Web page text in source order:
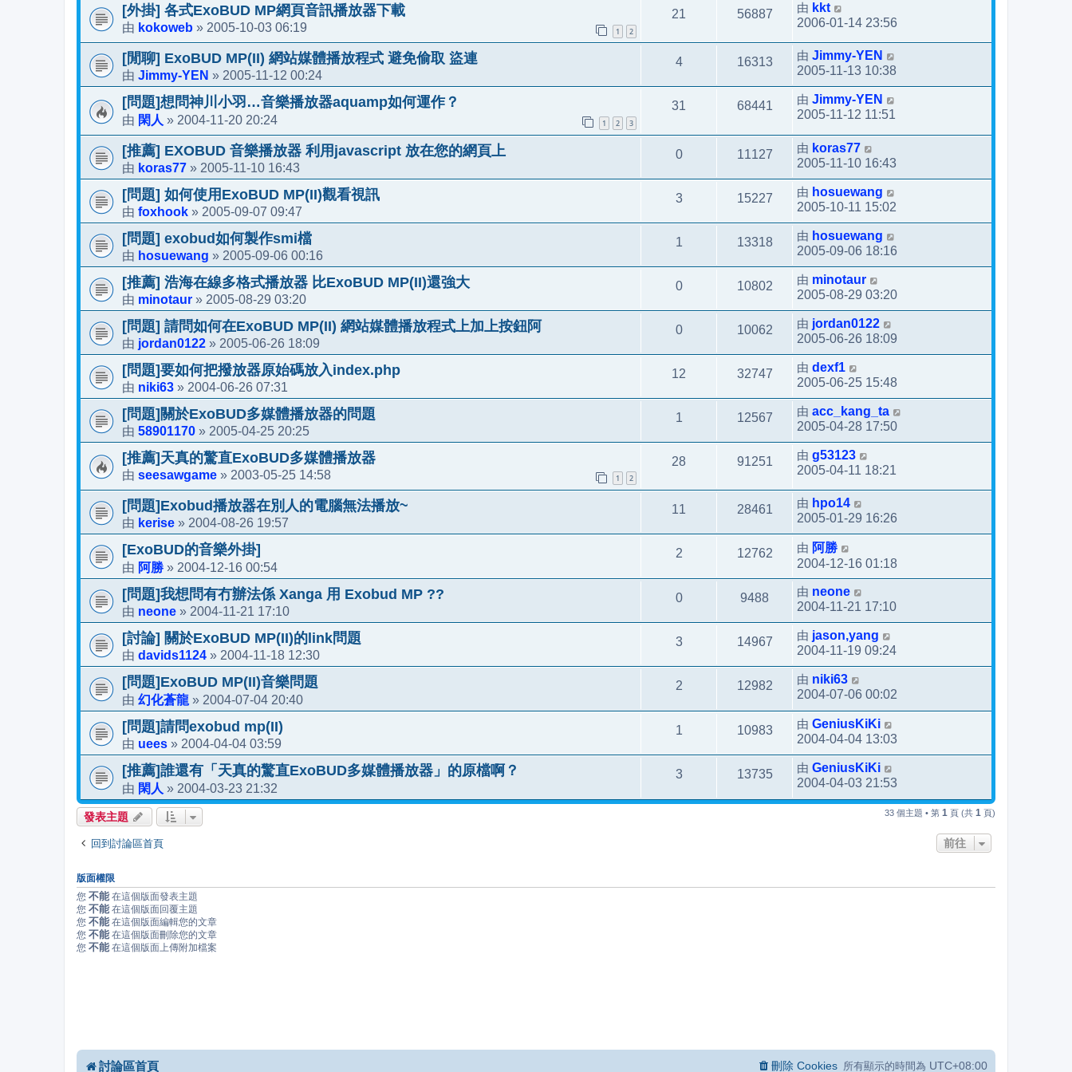
[外掛] 各式ExoBUD MP網頁音訊播放器下載
由 kokoweb » 2005-10-03 06:19 1 2
21 56887 由 kkt
2006-01-14 23:56
[閒聊] ExoBUD MP(II) 網站媒體播放程式 避免偷取 盜連
由 Jimmy-YEN » 2005-11-12 00:24
4 16313 由 Jimmy-YEN
2005-11-13 10:38
[問題]想問神川小羽…音樂播放器aquamp如何運作？
由 閑人 » 2004-11-20 20:24 1 2 3
31 68441 由 Jimmy-YEN
2005-11-12 11:51
[推薦] EXOBUD 音樂播放器 利用javascript 放在您的網頁上
由 koras77 » 2005-11-10 16:43
0 11127 由 koras77
2005-11-10 16:43
[問題] 如何使用ExoBUD MP(II)觀看視訊
由 foxhook » 2005-09-07 09:47
3 15227 由 hosuewang
2005-10-11 15:02
[問題] exobud如何製作smi檔
由 hosuewang » 2005-09-06 00:16
1 13318 由 hosuewang
2005-09-06 18:16
[推薦] 浩海在線多格式播放器 比ExoBUD MP(II)還強大
由 minotaur » 2005-08-29 03:20
0 10802 由 minotaur
2005-08-29 03:20
[問題] 請問如何在ExoBUD MP(II) 網站媒體播放程式上加上按鈕阿
由 jordan0122 » 2005-06-26 18:09
0 10062 由 jordan0122
2005-06-26 18:09
[問題]要如何把撥放器原始碼放入index.php
由 niki63 » 2004-06-26 07:31
12 32747 由 dexf1
2005-06-25 15:48
[問題]關於ExoBUD多媒體播放器的問題
由 58901170 » 2005-04-25 20:25
1 12567 由 acc_kang_ta
2005-04-28 17:50
[推薦]天真的驚直ExoBUD多媒體播放器
由 seesawgame » 2003-05-25 14:58 1 2
28 91251 由 g53123
2005-04-11 18:21
[問題]Exobud播放器在別人的電腦無法播放~
由 kerise » 2004-08-26 19:57
11 28461 由 hpo14
2005-01-29 16:26
[ExoBUD的音樂外掛]
由 阿勝 » 2004-12-16 00:54
2 12762 由 阿勝
2004-12-16 01:18
[問題]我想問有冇辦法係 Xanga 用 Exobud MP ??
由 neone » 2004-11-21 17:10
0 9488 由 neone
2004-11-21 17:10
[討論] 關於ExoBUD MP(II)的link問題
由 davids1124 » 2004-11-18 12:30
3 14967 由 jason,yang
2004-11-19 09:24
[問題]ExoBUD MP(II)音樂問題
由 幻化蒼龍 » 2004-07-04 20:40
2 12982 由 niki63
2004-07-06 00:02
[問題]請問exobud mp(II)
由 uees » 2004-04-04 03:59
1 10983 由 GeniusKiKi
2004-04-04 13:03
[推薦]誰還有「天真的驚直ExoBUD多媒體播放器」的原檔啊？
由 閑人 » 2004-03-23 21:32
3 13735 由 GeniusKiKi
2004-04-03 21:53
發表主題 33 個主題 • 第 1 頁 (共 1 頁)
回到討論區首頁 前往
版面權限
您 不能 在這個版面發表主題
您 不能 在這個版面回覆主題
您 不能 在這個版面編輯您的文章
您 不能 在這個版面刪除您的文章
您 不能 在這個版面上傳附加檔案
討論區首頁 所有顯示的時間為 UTC+08:00
刪除 Cookies